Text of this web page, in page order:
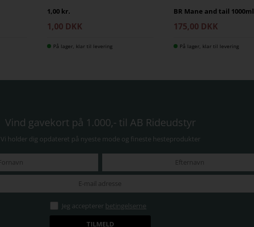
1,00 kr.
1,00 DKK
På lager, klar til levering
BR Mane and tail 1000ml
175,00 DKK
På lager, klar til levering
Vind gavekort på 1.000,- til AB Rideudstyr
Vi holder dig opdateret på nyeste mode og fineste hesteprodukter
Jeg accepterer betingelserne